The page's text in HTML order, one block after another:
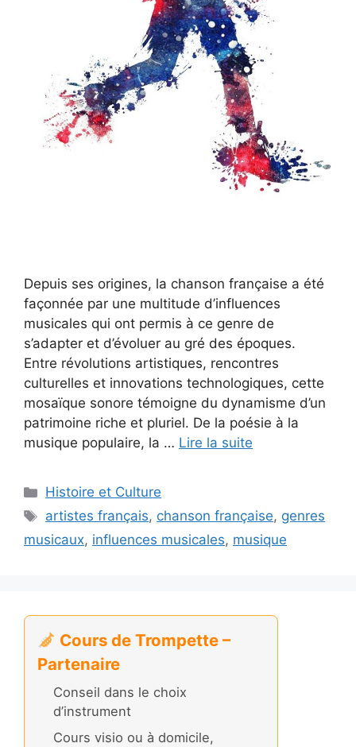
Depuis ses origines, la chanson française a été
façonnée par une multitude d’influences
musicales qui ont permis à ce genre de
s’adapter et d’évoluer au gré des époques.
Entre révolutions artistiques, rencontres
culturelles et innovations technologiques, cette
mosaïque sonore témoigne du dynamisme d’un
patrimoine riche et pluriel. De la poésie à la
musique populaire, la … Lire la suite
Catégories
Histoire et Culture
Étiquettes
artistes français, chanson française, genres
musicaux, influences musicales, musique
Cours de Trompette –
Partenaire
Conseil dans le choix
d’instrument
Cours visio ou à domicile,